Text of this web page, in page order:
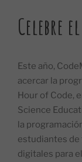
Celebre
Este año,
acercar la
Hour of Code,
Science
la
estudiantes de
digitales para